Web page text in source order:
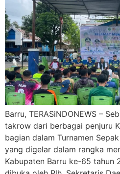
Barru, TERASiNDONEWS –
takrow dari berbagai penjuru
bagian dalam Turnamen
yang digelar dalam rangka
Kabupaten Barru ke-65 tahun